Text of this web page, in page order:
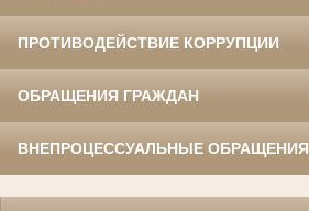
ПРОТИВОДЕЙСТВИЕ КОРРУПЦИИ
ОБРАЩЕНИЯ ГРАЖДАН
ВНЕПРОЦЕССУАЛЬНЫЕ ОБРАЩЕНИЯ